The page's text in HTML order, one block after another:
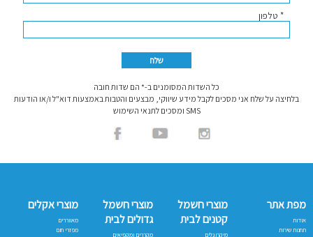
* טלפון
כל השדות המסומנים ב-* הם שדות חובה
בלחיצה על שלח אני מסכים לקבל מידע שיווקי, מבצעים והטבות באמצעות דוא"ל ו/או הודעות
SMS ומסכים לתנאי השימוש
מפת אתר
אודות
תחנות שירות
מוצרי חשמל
קטנים לבית
מיקרוגלים
מוצרי חשמל
גדולים לבית
מקררים ומקפיאים
מוצרי אקלים
מאווררים
מפזרי חום